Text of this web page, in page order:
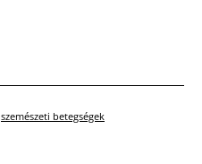
szemészeti betegségek